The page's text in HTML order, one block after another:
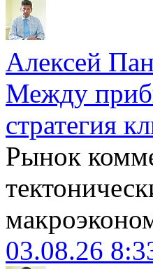
Алексей
Между
стратегия
Рынок
03.08.26